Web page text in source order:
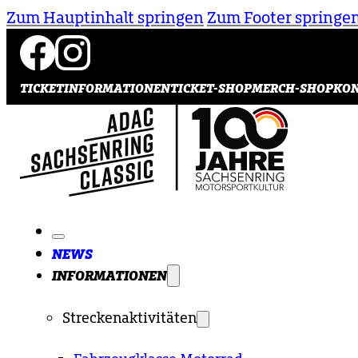
Zum Hauptinhalt springenZum Footer
TICKETINFORMATIONENTICKET-SHOPMERCH-SHOP
NEWS
INFORMATIONEN
Streckenaktivitäten